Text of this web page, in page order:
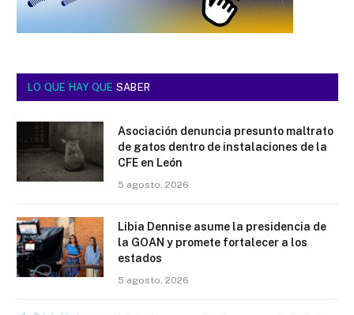
LO QUE HAY QUE SABER
Asociación denuncia presunto maltrato
de gatos dentro de instalaciones de la
CFE en León
5 agosto, 2026
Libia Dennise asume la presidencia de
la GOAN y promete fortalecer a los
estados
5 agosto, 2026